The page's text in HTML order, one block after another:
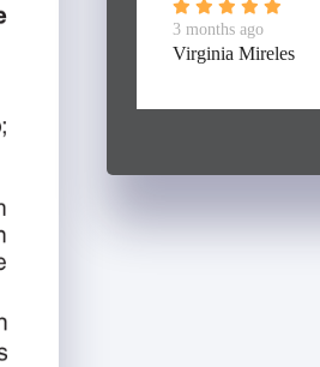
3 months ago
Virginia Mireles